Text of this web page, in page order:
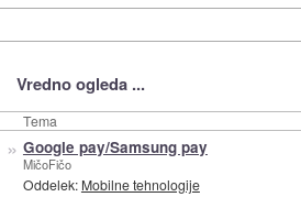
Vredno ogleda ...
Tema
» Google pay/Samsung pay
MičoFičo
Oddelek: Mobilne tehnologije